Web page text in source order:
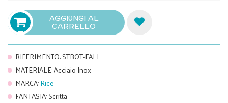

AGGIUNGI AL
CARRELLO
RIFERIMENTO:STBOT-FALL
MATERIALE:Acciaio Inox
MARCA:Rice
FANTASIA:Scritta